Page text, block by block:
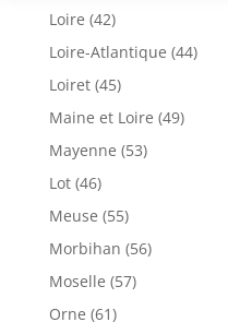
Loire (42)
Loire-Atlantique (44)
Loiret (45)
Maine et Loire (49)
Mayenne (53)
Lot (46)
Meuse (55)
Morbihan (56)
Moselle (57)
Orne (61)